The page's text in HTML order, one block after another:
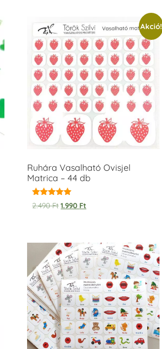
Akció!
Ruhára Vasalható Ovisjel
Matrica – 44 db
Értékelés:
5.00
2.490Ft 1.990 Ft